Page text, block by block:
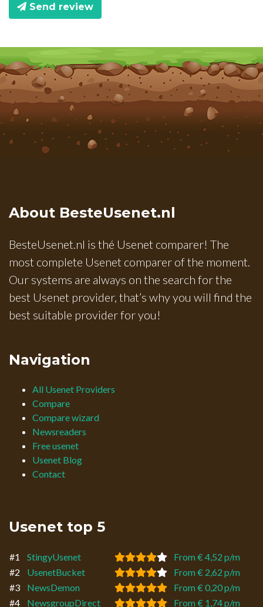
Send review
About BesteUsenet.nl
BesteUsenet.nl is thé Usenet comparer! The
most complete Usenet comparer of the moment.
Our systems are always on the search for the
best Usenet provider, that’s why you will find the
best suitable provider for you!
Navigation
All Usenet Providers
Compare
Compare wizard
Newsreaders
Free usenet
Usenet Blog
Contact
Usenet top 5
#1 StingyUsenet
From € 4,52 p/m
#2
UsenetBucket
From € 2,62 p/m
#3
NewsDemon
From € 0,20 p/m
#4
NewsgroupDirect From € 1,74 p/m